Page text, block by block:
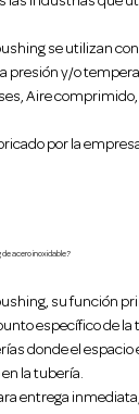
se utilizan
presión y/o
Aire
por la
acero inoxidable?
su función
específico de
donde el espacio
la tubería.
entrega